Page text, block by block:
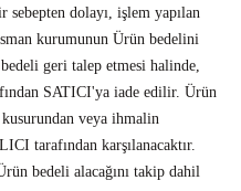
sebepten dolayı, işlem yapılan
kurumunun Ürün bedelini
geri talep etmesi halinde,
SATICI'ya iade edilir. Ürün
veya ihmalin
tarafından karşılanacaktır.
bedeli alacağını takip dahil